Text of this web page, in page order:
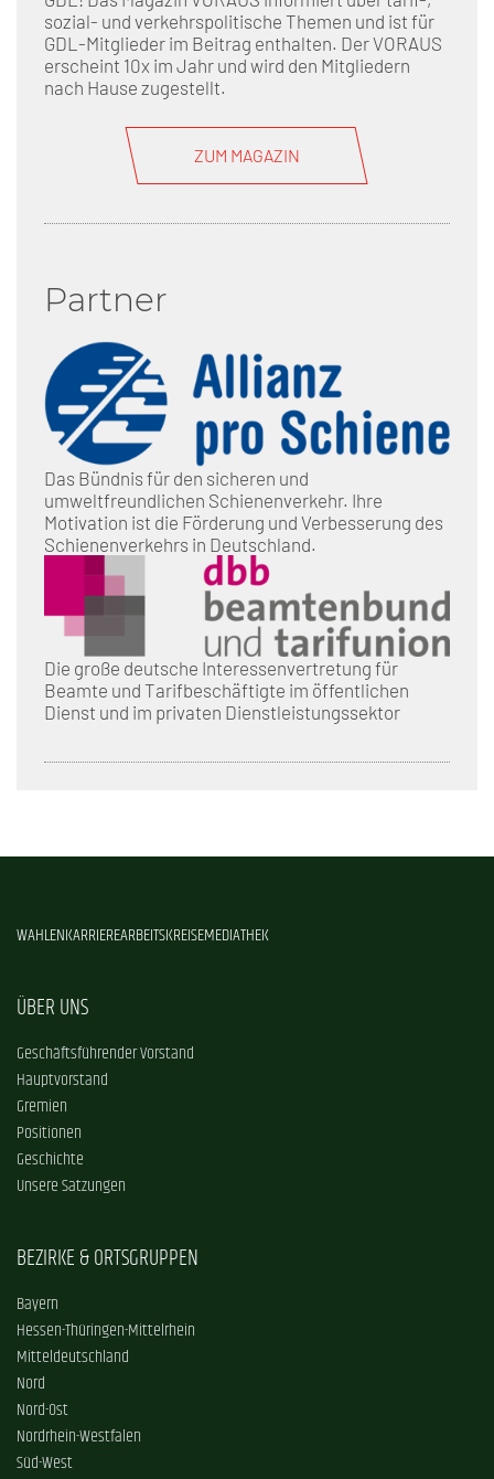
sozial- und verkehrspolitische Themen und ist für
GDL-Mitglieder im Beitrag enthalten. Der VORAUS
erscheint 10x im Jahr und wird den Mitgliedern
nach Hause zugestellt.
ZUM MAGAZIN
Partner
Das Bündnis für den sicheren und
umweltfreundlichen Schienenverkehr. Ihre
Motivation ist die Förderung und Verbesserung des
Schienenverkehrs in Deutschland.
Die große deutsche Interessenvertretung für
Beamte und Tarifbeschäftigte im öffentlichen
Dienst und im privaten Dienstleistungssektor
WAHLENKARRIEREARBEITSKREISEMEDIATHEK
ÜBER UNS
Geschäftsführender Vorstand
Hauptvorstand
Gremien
Positionen
Geschichte
Unsere Satzungen
BEZIRKE & ORTSGRUPPEN
Bayern
Hessen-Thüringen-Mittelrhein
Mitteldeutschland
Nord
Nord-Ost
Nordrhein-Westfalen
Süd-West